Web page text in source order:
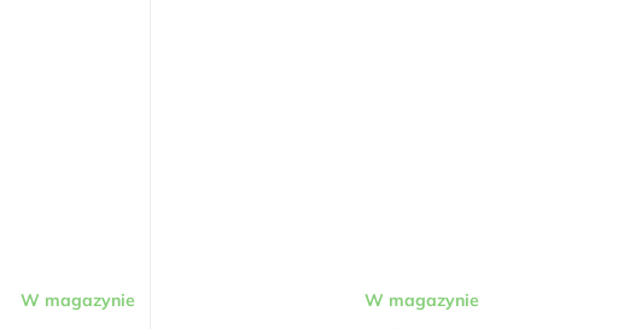
W magazynie W magazynie